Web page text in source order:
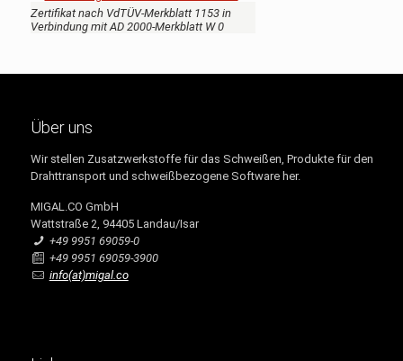
Zertifikat nach VdTÜV-Merkblatt 1153 in
Verbindung mit AD 2000-Merkblatt W 0
Über uns
Wir stellen Zusatzwerkstoffe für das Schweißen, Produkte für den
Drahttransport und schweißbezogene Software her.
MIGAL.CO GmbH
Wattstraße 2, 94405 Landau/Isar
+49 9951 69059-0
+49 9951 69059-3900
info(at)migal.co